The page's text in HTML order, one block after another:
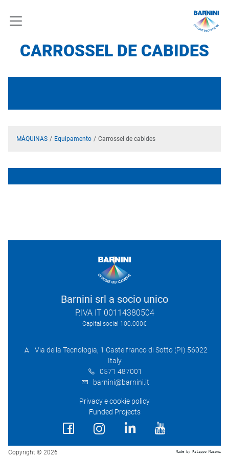
CARROSSEL DE CABIDES
MÁQUINAS Equipamento Carrossel de cabides
Barnini srl a socio unico
P.IVA IT 00114380504
Capital social 100.000€
Via della Tecnologia, 1 Castelfranco di Sotto (PI) 56022
Italy
0571 487001
barnini@barnini.it
Privacy e cookie policy
Funded Projects
Copyright © 2026 Made by Filippo Masoni